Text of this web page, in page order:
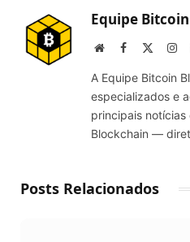
Equipe
WebsiteFacebook
A Equipe Bitcoin
especializados e
principais
Blockchain —
Posts Relacionados